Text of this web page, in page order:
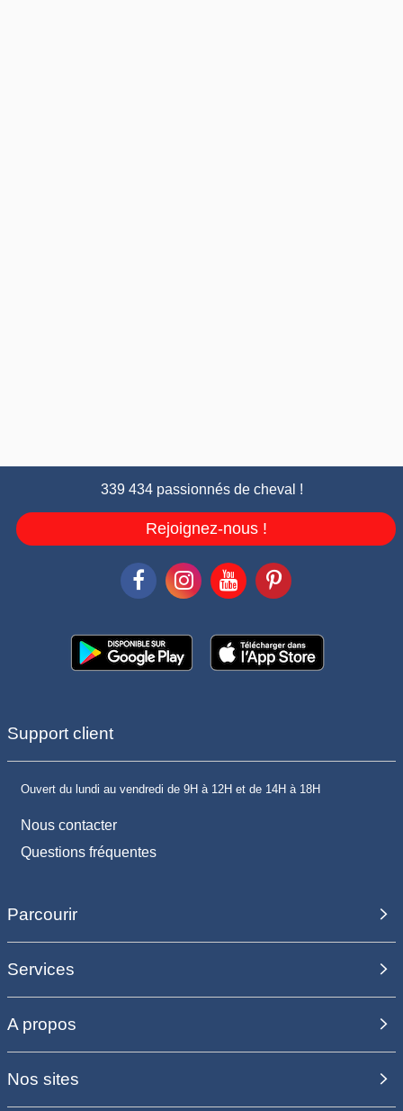
339 434 passionnés de cheval !
Rejoignez-nous !
Support client
Ouvert du lundi au vendredi de 9H à 12H et de 14H à 18H
Nous contacter
Questions fréquentes
Parcourir
Services
A propos
Nos sites